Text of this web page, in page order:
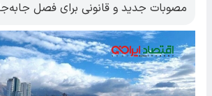
مصوبات جدید و قانونی برای فصل